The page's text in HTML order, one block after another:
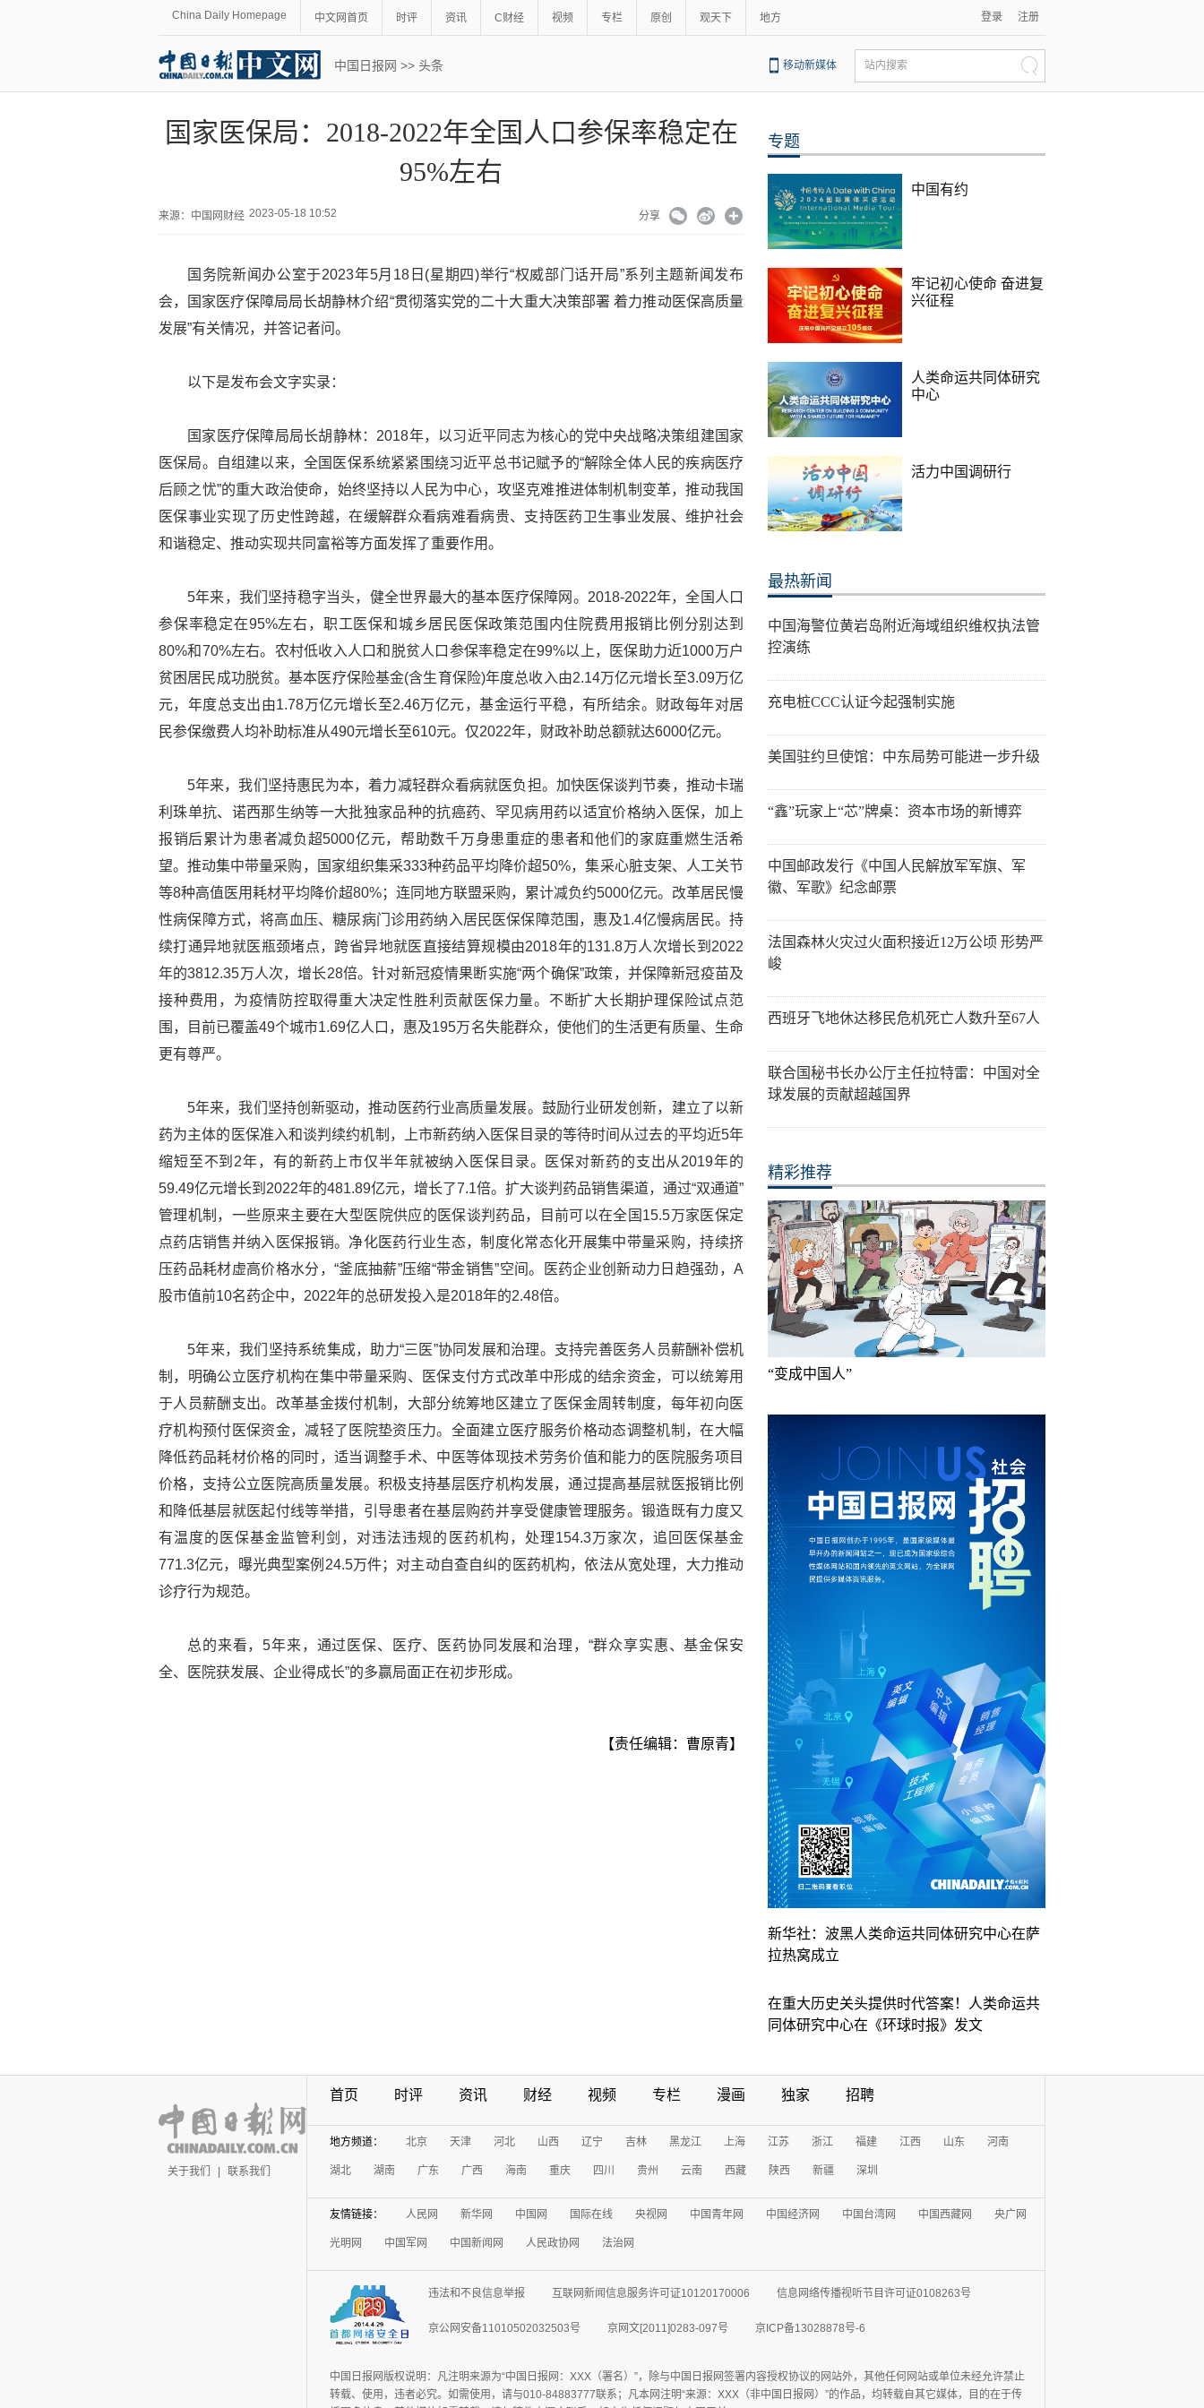
China Daily Homepage 中文网首页 时评 资讯 C财经 视频 专栏 原创 观天下 地方 登录 注册
中国日报网 >> 头条 移动新媒体 站内搜索
国家医保局：2018-2022年全国人口参保率稳定在
95%左右
来源： 中国网财经 2023-05-18 10:52 分享
国务院新闻办公室于2023年5月18日(星期四)举行“权威部门话开局”系列主题新闻发布
会，国家医疗保障局局长胡静林介绍“贯彻落实党的二十大重大决策部署 着力推动医保高质量
发展”有关情况，并答记者问。
以下是发布会文字实录：
国家医疗保障局局长胡静林：2018年，以习近平同志为核心的党中央战略决策组建国家
医保局。自组建以来，全国医保系统紧紧围绕习近平总书记赋予的“解除全体人民的疾病医疗
后顾之忧”的重大政治使命，始终坚持以人民为中心，攻坚克难推进体制机制变革，推动我国
医保事业实现了历史性跨越，在缓解群众看病难看病贵、支持医药卫生事业发展、维护社会
和谐稳定、推动实现共同富裕等方面发挥了重要作用。
5年来，我们坚持稳字当头，健全世界最大的基本医疗保障网。2018-2022年，全国人口
参保率稳定在95%左右，职工医保和城乡居民医保政策范围内住院费用报销比例分别达到
80%和70%左右。农村低收入人口和脱贫人口参保率稳定在99%以上，医保助力近1000万户
贫困居民成功脱贫。基本医疗保险基金(含生育保险)年度总收入由2.14万亿元增长至3.09万亿
元，年度总支出由1.78万亿元增长至2.46万亿元，基金运行平稳，有所结余。财政每年对居
民参保缴费人均补助标准从490元增长至610元。仅2022年，财政补助总额就达6000亿元。
5年来，我们坚持惠民为本，着力减轻群众看病就医负担。加快医保谈判节奏，推动卡瑞
利珠单抗、诺西那生纳等一大批独家品种的抗癌药、罕见病用药以适宜价格纳入医保，加上
报销后累计为患者减负超5000亿元，帮助数千万身患重症的患者和他们的家庭重燃生活希
望。推动集中带量采购，国家组织集采333种药品平均降价超50%，集采心脏支架、人工关节
等8种高值医用耗材平均降价超80%；连同地方联盟采购，累计减负约5000亿元。改革居民慢
性病保障方式，将高血压、糖尿病门诊用药纳入居民医保保障范围，惠及1.4亿慢病居民。持
续打通异地就医瓶颈堵点，跨省异地就医直接结算规模由2018年的131.8万人次增长到2022
年的3812.35万人次，增长28倍。针对新冠疫情果断实施“两个确保”政策，并保障新冠疫苗及
接种费用，为疫情防控取得重大决定性胜利贡献医保力量。不断扩大长期护理保险试点范
围，目前已覆盖49个城市1.69亿人口，惠及195万名失能群众，使他们的生活更有质量、生命
更有尊严。
5年来，我们坚持创新驱动，推动医药行业高质量发展。鼓励行业研发创新，建立了以新
药为主体的医保准入和谈判续约机制，上市新药纳入医保目录的等待时间从过去的平均近5年
缩短至不到2年，有的新药上市仅半年就被纳入医保目录。医保对新药的支出从2019年的
59.49亿元增长到2022年的481.89亿元，增长了7.1倍。扩大谈判药品销售渠道，通过“双通道”
管理机制，一些原来主要在大型医院供应的医保谈判药品，目前可以在全国15.5万家医保定
点药店销售并纳入医保报销。净化医药行业生态，制度化常态化开展集中带量采购，持续挤
压药品耗材虚高价格水分，“釜底抽薪”压缩“带金销售”空间。医药企业创新动力日趋强劲，A
股市值前10名药企中，2022年的总研发投入是2018年的2.48倍。
5年来，我们坚持系统集成，助力“三医”协同发展和治理。支持完善医务人员薪酬补偿机
制，明确公立医疗机构在集中带量采购、医保支付方式改革中形成的结余资金，可以统筹用
于人员薪酬支出。改革基金拨付机制，大部分统筹地区建立了医保金周转制度，每年初向医
疗机构预付医保资金，减轻了医院垫资压力。全面建立医疗服务价格动态调整机制，在大幅
降低药品耗材价格的同时，适当调整手术、中医等体现技术劳务价值和能力的医院服务项目
价格，支持公立医院高质量发展。积极支持基层医疗机构发展，通过提高基层就医报销比例
和降低基层就医起付线等举措，引导患者在基层购药并享受健康管理服务。锻造既有力度又
有温度的医保基金监管利剑，对违法违规的医药机构，处理154.3万家次，追回医保基金
771.3亿元，曝光典型案例24.5万件；对主动自查自纠的医药机构，依法从宽处理，大力推动
诊疗行为规范。
总的来看，5年来，通过医保、医疗、医药协同发展和治理，“群众享实惠、基金保安
全、医院获发展、企业得成长”的多赢局面正在初步形成。
【责任编辑：曹原青】
专题
中国有约
牢记初心使命 奋进复
兴征程
人类命运共同体研究
中心
活力中国调研行
最热新闻
中国海警位黄岩岛附近海域组织维权执法管
控演练
充电桩CCC认证今起强制实施
美国驻约旦使馆：中东局势可能进一步升级
“鑫”玩家上“芯”牌桌：资本市场的新博弈
中国邮政发行《中国人民解放军军旗、军
徽、军歌》纪念邮票
法国森林火灾过火面积接近12万公顷 形势严
峻
西班牙飞地休达移民危机死亡人数升至67人
联合国秘书长办公厅主任拉特雷：中国对全
球发展的贡献超越国界
精彩推荐
“变成中国人”
新华社：波黑人类命运共同体研究中心在萨
拉热窝成立
在重大历史关头提供时代答案！人类命运共
同体研究中心在《环球时报》发文
关于我们 联系我们
首页 时评 资讯 财经 视频 专栏 漫画 独家 招聘
地方频道： 北京 天津 河北 山西 辽宁 吉林 黑龙江 上海 江苏 浙江 福建 江西 山东 河南
湖北 湖南 广东 广西 海南 重庆 四川 贵州 云南 西藏 陕西 新疆 深圳
友情链接： 人民网 新华网 中国网 国际在线 央视网 中国青年网 中国经济网 中国台湾网 中国西藏网 央广网
光明网 中国军网 中国新闻网 人民政协网 法治网
违法和不良信息举报 互联网新闻信息服务许可证10120170006 信息网络传播视听节目许可证0108263号
京公网安备11010502032503号 京网文[2011]0283-097号 京ICP备13028878号-6
中国日报网版权说明：凡注明来源为“中国日报网：XXX（署名）”，除与中国日报网签署内容授权协议的网站外，其他任何网站或单位未经允许禁止
转载、使用，违者必究。如需使用，请与010-84883777联系；凡本网注明“来源：XXX（非中国日报网）”的作品，均转载自其它媒体，目的在于传